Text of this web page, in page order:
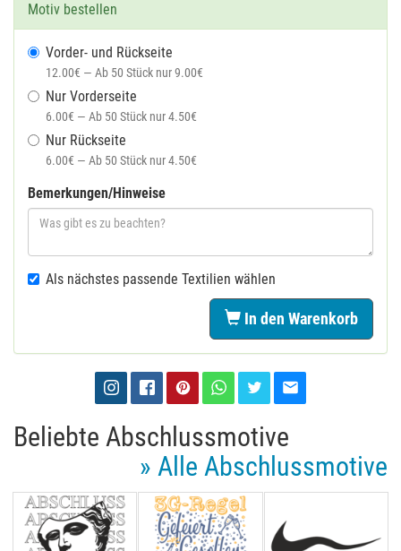
Motiv bestellen
Vorder- und Rückseite
12.00€ — Ab 50 Stück nur 9.00€
Nur Vorderseite
6.00€ — Ab 50 Stück nur 4.50€
Nur Rückseite
6.00€ — Ab 50 Stück nur 4.50€
Bemerkungen/Hinweise
Als nächstes passende Textilien wählen
In den Warenkorb
Beliebte Abschlussmotive
» Alle Abschlussmotive